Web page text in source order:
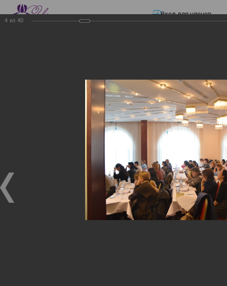
Вход для членов
Презентации—Изменения в трудовом и налоговом
законодательстве: Обязательное медицинское страхование, всеобщее
налоговое декларирование, изменения в налоговом законодательстве
Изменения в трудовом и
законодательстве:
Обязательное
медицинское страхование,
4 из 40